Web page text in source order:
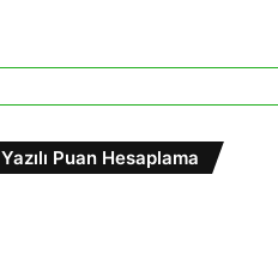
Yazılı Puan Hesaplama